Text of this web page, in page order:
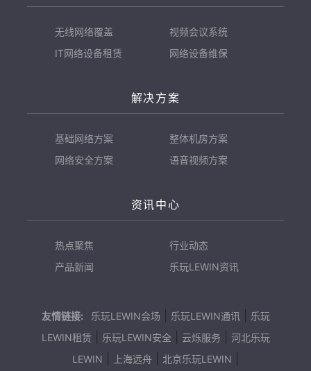
无线网络覆盖
视频会议系统
IT网络设备租赁
网络设备维保
解决方案
基础网络方案
整体机房方案
网络安全方案
语音视频方案
资讯中心
热点聚焦
行业动态
产品新闻
乐玩LEWIN资讯
友情链接: 乐玩LEWIN会场 乐玩LEWIN通讯|
乐玩
LEWIN租赁
乐玩LEWIN安全| 云烁服务
河北乐玩
LEWIN
上海远舟 北京乐玩LEWIN